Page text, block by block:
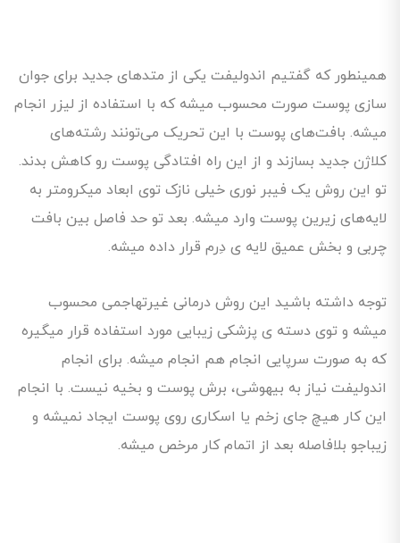
همینطور که گفتیم اندولیفت یکی از متدهای جدید برای جوان
سازی پوست صورت محسوب میشه که با استفاده از لیزر انجام
میشه. بافت‌های پوست با این تحریک می‌تونند رشته‌های
کلاژن جدید بسازند و از این راه افتادگی پوست رو کاهش بدند.
تو این روش یک فیبر نوری خیلی نازک توی ابعاد میکرومتر به
لایه‌های زیرین پوست وارد میشه. بعد تو حد فاصل بین بافت
چربی و بخش عمیق لایه‌ ی دِرم قرار داده میشه.
توجه داشته باشید این روش درمانی غیرتهاجمی محسوب
میشه و توی دسته ی پزشکی زیبایی مورد استفاده قرار میگیره
که به‌ صورت سرپایی انجام هم انجام میشه. برای انجام
اندولیفت نیاز به بیهوشی، برش پوست و بخیه نیست. با انجام
این کار هیچ جای زخم یا اسکاری روی پوست ایجاد نمیشه و
زیباجو بلافاصله بعد از اتمام کار مرخص میشه.